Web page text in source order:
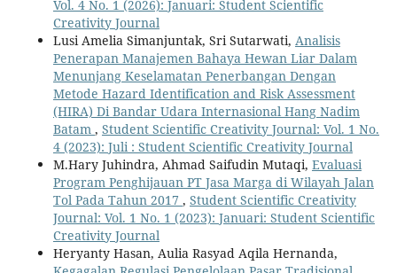
Vol. 4 No. 1 (2026): Januari: Student Scientific
Creativity Journal
Lusi Amelia Simanjuntak, Sri Sutarwati, Analisis
Penerapan Manajemen Bahaya Hewan Liar Dalam
Menunjang Keselamatan Penerbangan Dengan
Metode Hazard Identification and Risk Assessment
(HIRA) Di Bandar Udara Internasional Hang Nadim
Batam , Student Scientific Creativity Journal: Vol. 1 No.
4 (2023): Juli : Student Scientific Creativity Journal
M.Hary Juhindra, Ahmad Saifudin Mutaqi, Evaluasi
Program Penghijauan PT Jasa Marga di Wilayah Jalan
Tol Pada Tahun 2017 , Student Scientific Creativity
Journal: Vol. 1 No. 1 (2023): Januari: Student Scientific
Creativity Journal
Heryanty Hasan, Aulia Rasyad Aqila Hernanda,